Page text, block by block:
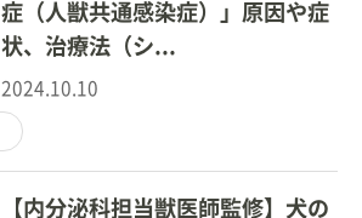
症（人獣共通感染症）」原因や症
状、治療法（シ...
2024.10.10
【内分泌科担当獣医師監修】犬の